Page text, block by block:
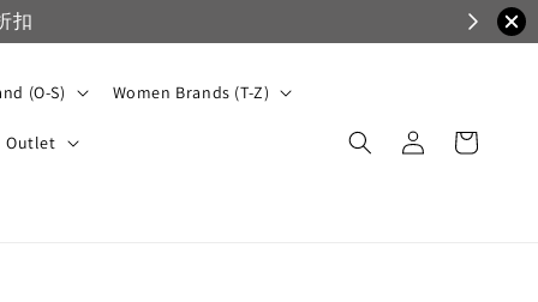
(O-S) Women Brands (T-Z)
Outlet